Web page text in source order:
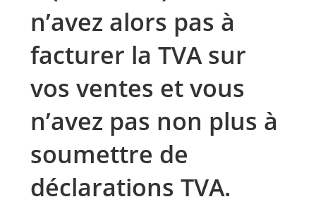
n’avez alors pas à
facturer la TVA sur
vos ventes et vous
n’avez pas non plus à
soumettre de
déclarations TVA.